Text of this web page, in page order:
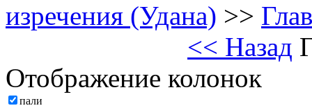
изречения (Удана) >>
<< Назад
Отображение колонок
пали